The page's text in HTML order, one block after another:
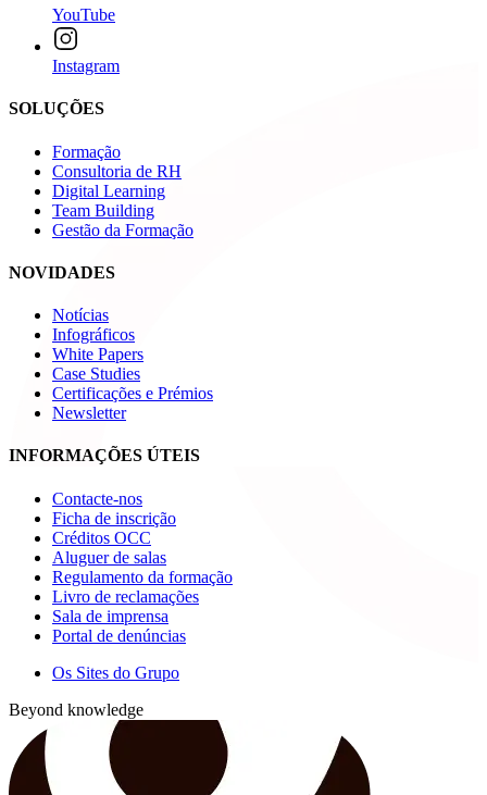
YouTube
Instagram
SOLUÇÕES
Formação
Consultoria de RH
Digital Learning
Team Building
Gestão da Formação
NOVIDADES
Notícias
Infográficos
White Papers
Case Studies
Certificações e Prémios
Newsletter
INFORMAÇÕES ÚTEIS
Contacte-nos
Ficha de inscrição
Créditos OCC
Aluguer de salas
Regulamento da formação
Livro de reclamações
Sala de imprensa
Portal de denúncias
Os Sites do Grupo
Beyond knowledge